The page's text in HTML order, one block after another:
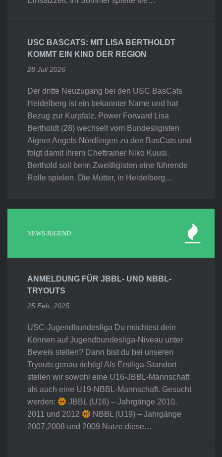
USC BASCATS: MIT LISA BERTHOLDT
KOMMT EIN KIND DER REGION
28 Juli 2026
Der dritte Neuzugang bei den USC BasCats
Heidelberg ist ein bekannter Name und hat
Bezug zur Kurpfalz. Power Forward Lisa
Bertholdt (28) wechselt vom Bundesligisten
Aigner Angels Nördlingen zu den BasCats und
folgt damit ihrem Cheftrainer Niko Kuusi.
Berthold soll beim Zweitligisten eine führende
Rolle spielen. Die Mutter, in Heidelberg…
NEWS JUGEND
ANMELDUNG FÜR JBBL- UND NBBL-
TRYOUTS
25 Feb. 2025
USC-Jugendbundesliga Du möchtest dein
Können auf Jugendbundesliga-Niveau unter
Beweis stellen? Dann bist du bei unseren
Tryouts genau richtig! Als Erstliga-Standort
stellen wir sowohl eine U16-JBBL-Mannschaft
als auch eine U19-NBBL-Mannschaft. Gesucht
werden:
JBBL (U16) – Jahrgänge 2010,
2011 und 2012
NBBL (U19) – Jahrgänge
2007,2008 und 2009 Nutze diese…